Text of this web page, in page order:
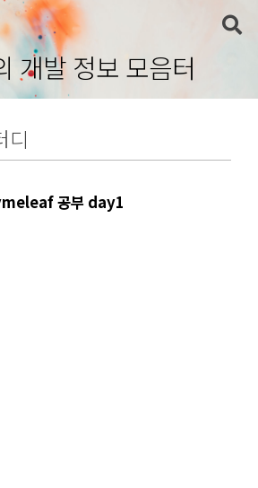
개발 정보 모음터
디
공부 day1